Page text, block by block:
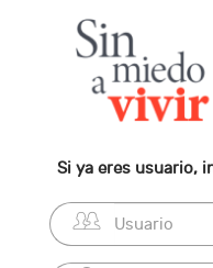
Si ya eres usuario,